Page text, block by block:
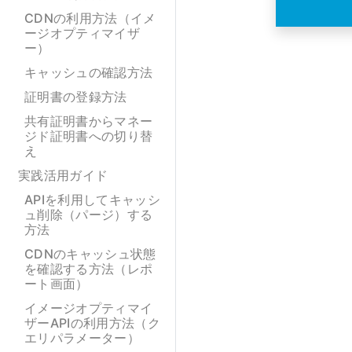
CDNの利用方法（イメ
ージオプティマイザ
ー）
キャッシュの確認方法
証明書の登録方法
共有証明書からマネー
ジド証明書への切り替
え
実践活用ガイド
APIを利用してキャッシ
ュ削除（パージ）する
方法
CDNのキャッシュ状態
を確認する方法（レポ
ート画面）
イメージオプティマイ
ザーAPIの利用方法（ク
エリパラメーター）